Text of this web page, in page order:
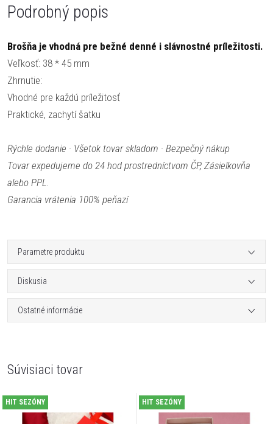
Podrobný popis
Brošňa je vhodná pre bežné denné i slávnostné príležitosti.
Veľkosť: 38 * 45 mm
Zhrnutie:
Vhodné pre každú príležitosť
Praktické, zachytí šatku
Rýchle dodanie · Všetok tovar skladom · Bezpečný nákup
Tovar expedujeme do 24 hod prostredníctvom ČP, Zásielkovňa
alebo PPL.
Garancia vrátenia 100% peňazí
Parametre produktu
Diskusia
Ostatné informácie
Súvisiaci tovar
HIT SEZÓNY HIT SEZÓNY